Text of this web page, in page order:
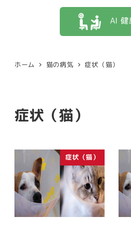
AI 健
ホーム 猫の病気 症状（猫）
症状（猫）
症状（猫）